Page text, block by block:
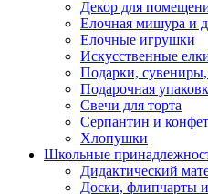
Декор для
Елочная мишура и
Елочные игрушки
Искусственные
Подарки,
Подарочная
Свечи для торта
Серпантин и
Хлопушки
Школьные
Дидактический
Доски, флипчарты